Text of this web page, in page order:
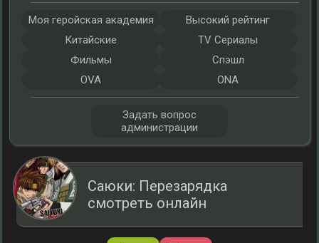
Саюки: Перезарядка
смотреть онлайн
Моя геройская академия
Высокий рейтинг
Китайские
TV Сериалы
Фильмы
Спэшл
OVA
ONA
Задать вопрос
администрации